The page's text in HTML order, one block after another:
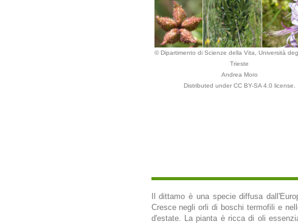
© Dipartimento di Scienze della Vita, Università
Trieste
Andrea Moro
Distributed under CC BY-SA 4.0 license.
Il dittamo è una specie diffusa
Cresce negli orli di boschi termofili e
d'estate. La pianta è ricca di oli